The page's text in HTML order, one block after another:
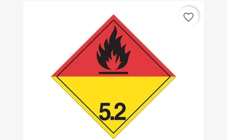
favorite_border